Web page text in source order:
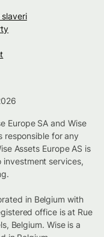
Europe SA and Wise
responsible for any
Assets Europe AS is
services,
in Belgium with
office is at Rue
Belgium. Wise is a